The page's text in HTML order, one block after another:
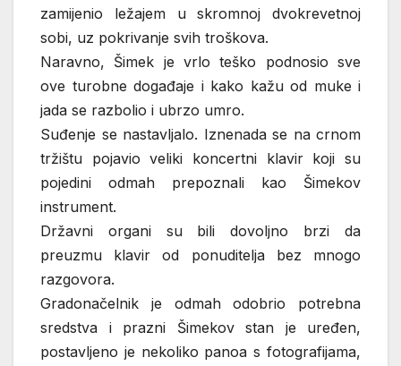
zamijenio ležajem u skromnoj dvokrevetnoj
sobi, uz pokrivanje svih troškova.
Naravno, Šimek je vrlo teško podnosio sve
ove turobne događaje i kako kažu od muke i
jada se razbolio i ubrzo umro.
Suđenje se nastavljalo. Iznenada se na crnom
tržištu pojavio veliki koncertni klavir koji su
pojedini odmah prepoznali kao Šimekov
instrument.
Državni organi su bili dovoljno brzi da
preuzmu klavir od ponuditelja bez mnogo
razgovora.
Gradonačelnik je odmah odobrio potrebna
sredstva i prazni Šimekov stan je uređen,
postavljeno je nekoliko panoa s fotografijama,